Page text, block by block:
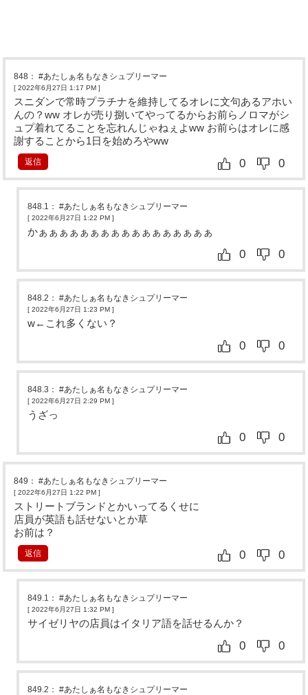
848 ：#あたしぁ名もなきシュプリーマー
[ 2022年6月27日 1:17 PM ]
スニダンで常時プラチナを維持してるオレに文句あるアホい
んの？ww オレが売り捌いてやってるからお前らノロマがシ
ュプ着れてることを忘れんじゃねぇよww お前らはオレに感
謝することから1日を始めろやww
0 0
返信
848.1 ：#あたしぁ名もなきシュプリーマー
[ 2022年6月27日 1:22 PM ]
かぁぁぁぁぁぁぁぁぁぁぁぁぁぁぁぁぁ
0 0
848.2 ：#あたしぁ名もなきシュプリーマー
[ 2022年6月27日 1:23 PM ]
w←これ多くない？
0 0
848.3 ：#あたしぁ名もなきシュプリーマー
[ 2022年6月27日 2:29 PM ]
うざっ
0 0
849 ：#あたしぁ名もなきシュプリーマー
[ 2022年6月27日 1:22 PM ]
ストリートブランドとかいってるくせに
店員が英語も話せないとか草
お前は？
0 0
返信
849.1 ：#あたしぁ名もなきシュプリーマー
[ 2022年6月27日 1:32 PM ]
サイゼリヤの店員はイタリア語を話せるんか？
0 0
849.2 ：#あたしぁ名もなきシュプリーマー